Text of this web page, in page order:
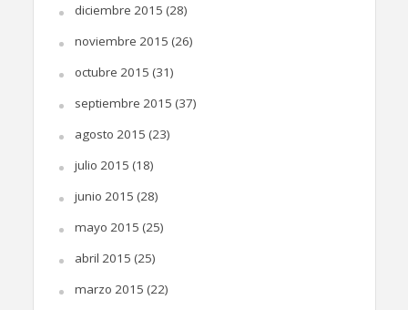
diciembre 2015 (28)
noviembre 2015 (26)
octubre 2015 (31)
septiembre 2015 (37)
agosto 2015 (23)
julio 2015 (18)
junio 2015 (28)
mayo 2015 (25)
abril 2015 (25)
marzo 2015 (22)